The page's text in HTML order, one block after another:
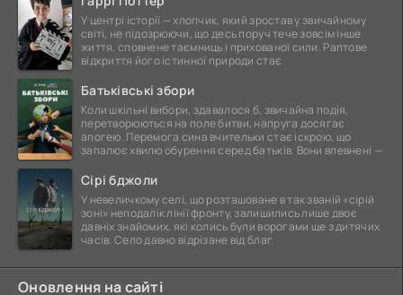
У центрі історії — хлопчик, який зростав у звичайному
світі, не підозрюючи, що десь поруч тече зовсім інше
життя, сповнене таємниць і прихованої сили. Раптове
відкриття його істинної природи стає
Батьківські збори
Коли шкільні вибори, здавалося б, звичайна подія,
перетворюються на поле битви, напруга досягає
апогею. Перемога сина вчительки стає іскрою, що
запалює хвилю обурення серед батьків. Вони впевнені —
Сірі бджоли
У невеличкому селі, що розташоване в так званій «сірій
зоні» неподалік лінії фронту, залишились лише двоє
давніх знайомих, які колись були ворогами ще з дитячих
часів. Село давно відрізане від благ
Оновлення на сайті